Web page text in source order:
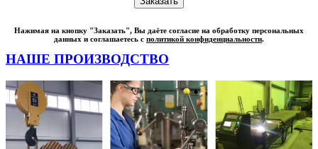
Нажимая на кнопку "Заказать", Вы даёте согласие на обработку персональных
данных и соглашаетесь с политикой конфиденциальности.
НАШЕ ПРОИЗВОДСТВО